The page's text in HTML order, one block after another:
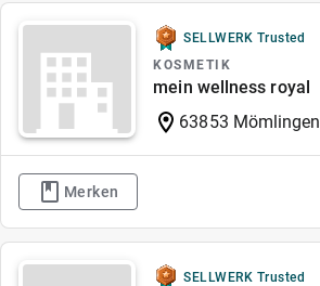
SELLWERK Trusted
KOSMETIK
mein wellness royal
63853 Mömlingen
Merken
SELLWERK Trusted